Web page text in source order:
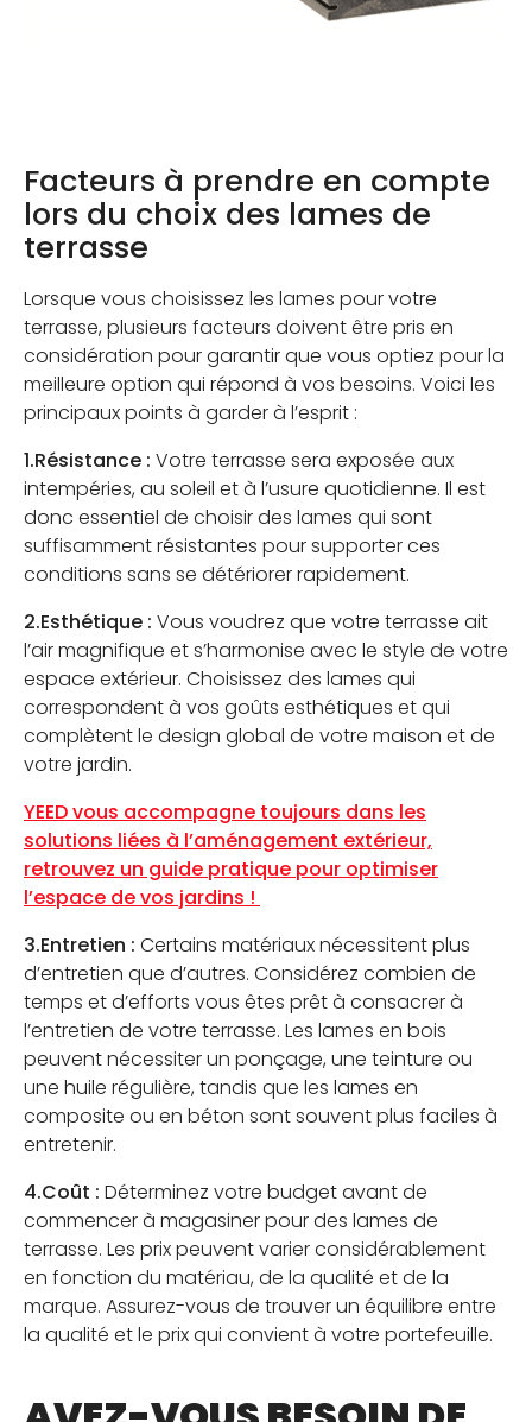
Facteurs à prendre en compte
lors du choix des lames de
terrasse
Lorsque vous choisissez les lames pour votre
terrasse, plusieurs facteurs doivent être pris en
considération pour garantir que vous optiez pour la
meilleure option qui répond à vos besoins. Voici les
principaux points à garder à l’esprit :
1.Résistance : Votre terrasse sera exposée aux
intempéries, au soleil et à l’usure quotidienne. Il est
donc essentiel de choisir des lames qui sont
suffisamment résistantes pour supporter ces
conditions sans se détériorer rapidement.
2.Esthétique : Vous voudrez que votre terrasse ait
l’air magnifique et s’harmonise avec le style de votre
espace extérieur. Choisissez des lames qui
correspondent à vos goûts esthétiques et qui
complètent le design global de votre maison et de
votre jardin.
YEED vous accompagne toujours dans les
solutions liées à l’aménagement extérieur,
retrouvez un guide pratique pour optimiser
l’espace de vos jardins !
3.Entretien : Certains matériaux nécessitent plus
d’entretien que d’autres. Considérez combien de
temps et d’efforts vous êtes prêt à consacrer à
l’entretien de votre terrasse. Les lames en bois
peuvent nécessiter un ponçage, une teinture ou
une huile régulière, tandis que les lames en
composite ou en béton sont souvent plus faciles à
entretenir.
4.Coût : Déterminez votre budget avant de
commencer à magasiner pour des lames de
terrasse. Les prix peuvent varier considérablement
en fonction du matériau, de la qualité et de la
marque. Assurez-vous de trouver un équilibre entre
la qualité et le prix qui convient à votre portefeuille.